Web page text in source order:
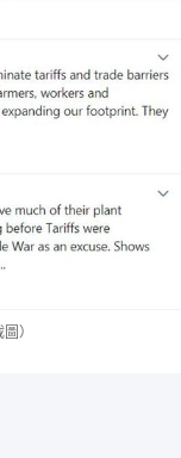
）